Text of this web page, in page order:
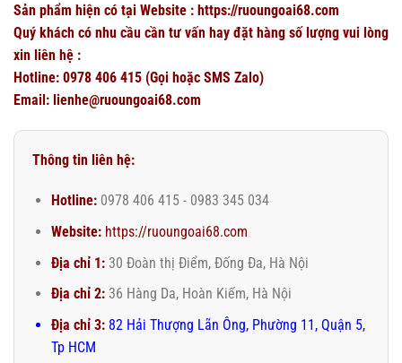
Sản phẩm hiện có tại Website : https://ruoungoai68.com
Quý khách có nhu cầu cần tư vấn hay đặt hàng số lượng vui lòng
xin liên hệ :
Hotline: 0978 406 415 (Gọi hoặc SMS Zalo)
Email: lienhe@ruoungoai68.com
Thông tin liên hệ:
Hotline:0978 406 415 - 0983 345 034
Website: https://ruoungoai68.com
Địa chỉ 1:30 Đoàn thị Điểm, Đống Đa, Hà Nội
Địa chỉ 2:36 Hàng Da, Hoàn Kiếm, Hà Nội
Địa chỉ 3:82 Hải Thượng Lãn Ông, Phường 11, Quận 5,
Tp HCM